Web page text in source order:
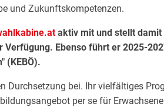
und Zukunftskompetenzen.
aktiv mit und stellt damit
Ebenso führt er 2025-
(KEBÖ).
bei. Ihr vielfältiges
per se für